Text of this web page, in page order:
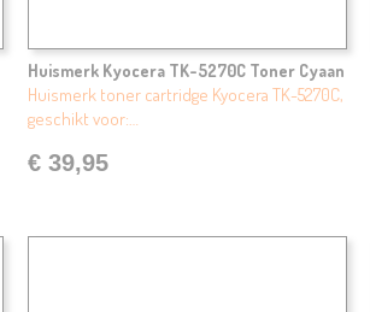
Huismerk Kyocera TK-5270C Toner Cyaan
Huismerk toner cartridge Kyocera TK-5270C,
geschikt voor:…
€ 39,95